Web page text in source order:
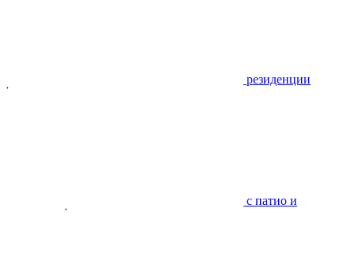
резиденции
с патио и